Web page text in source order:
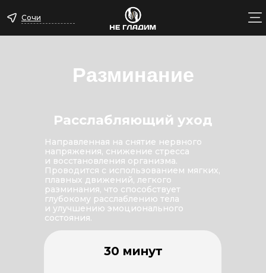
Сочи
Разминание
Расслабляющий уход
30 минут
Направленная на снятие нервного
напряжения, снижение стресса
и восстановления организма.
Проводится с использованием мягких,
плавных движений, легкого
разминания, что способствует
глубокому расслаблению тела
и улучшению эмоционального
состояния.